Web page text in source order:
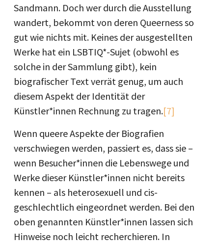
Sandmann. Doch wer durch die Ausstellung
wandert, bekommt von deren Queerness so
gut wie nichts mit. Keines der ausgestellten
Werke hat ein LSBTIQ*-Sujet (obwohl es
solche in der Sammlung gibt), kein
biografischer Text verrät genug, um auch
diesem Aspekt der Identität der
Künstler*innen Rechnung zu tragen.[7]
Wenn queere Aspekte der Biografien
verschwiegen werden, passiert es, dass sie –
wenn Besucher*innen die Lebenswege und
Werke dieser Künstler*innen nicht bereits
kennen – als heterosexuell und cis-
geschlechtlich eingeordnet werden. Bei den
oben genannten Künstler*innen lassen sich
Hinweise noch leicht recherchieren. In